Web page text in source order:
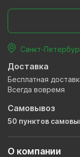
О компании
Санкт-
Доставка
Бесплатная
Всегда вовремя
Самовывоз
50 пунктов